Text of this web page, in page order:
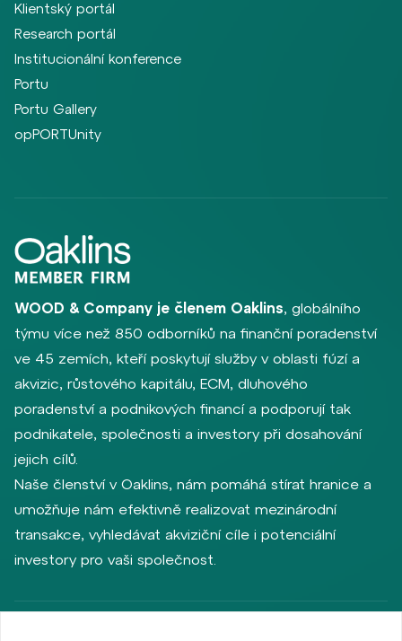
Klientský portál
Research portál
Institucionální konference
Portu
Portu Gallery
opPORTUnity
WOOD & Company je členem Oaklins, globálního
týmu více než 850 odborníků na finanční poradenství
ve 45 zemích, kteří poskytují služby v oblasti fúzí a
akvizic, růstového kapitálu, ECM, dluhového
poradenství a podnikových financí a podporují tak
podnikatele, společnosti a investory při dosahování
jejich cílů.
Naše členství v Oaklins, nám pomáhá stírat hranice a
umožňuje nám efektivně realizovat mezinárodní
transakce, vyhledávat akviziční cíle i potenciální
investory pro vaši společnost.